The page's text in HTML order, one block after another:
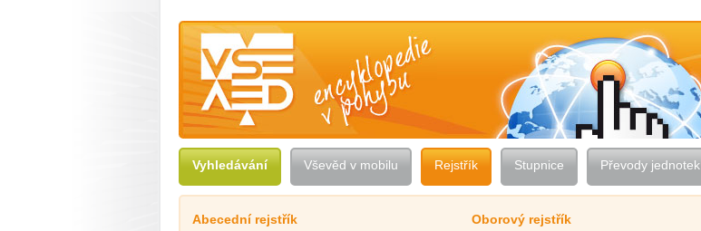
Vševěd — encyklopedie v pohybu
Vyhledávání Vševěd v mobilu Rejstřík Stupnice Převody jednotek
Abecední rejstřík
Oborový rejstřík